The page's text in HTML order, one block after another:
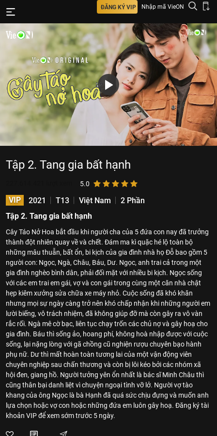
ĐĂNG KÝ VIP Nhập mã VieON
Tập 2. Tang gia bất hạnh
5.0
VIP 2021 T13 Việt Nam
2 Phần
Tập 2. Tang gia bất hạnh
Cây Táo Nở Hoa bắt đầu khi người cha của 5 đứa con nay đã trưởng
thành đột nhiên quay về và chết. Đám ma kì quặc hé lộ toàn bộ
những mâu thuẫn, bất ổn, bi kịch của gia đình nhà họ Đỗ bao gồm 5
người con: Ngọc, Ngà, Châu, Báu, Dư. Ngọc, anh trai cả trong một
gia đình nghèo bình dân, phải đối mặt với nhiều bi kịch. Ngọc sống
với các em trai em gái, vợ và con gái trong cùng một căn nhà chật
hẹp kiêm xưởng sửa chữa xe máy nhỏ. Cuộc sống đã khó khăn
nhưng mọi sự ngày càng trở nên khó chấp nhận khi những người em
lười biếng, vô trách nhiệm, đã không giúp đỡ mà còn gây ra vô vàn
rắc rối. Ngà mê cờ bạc, liên tục chạy trốn các chủ nợ và gây hoạ cho
gia đình. Báu thì sống ảo, hoang phí, không hoà nhập được với cuộc
sống, lại nặng lòng với gã chồng cũ nghiện rượu chuyên bạo hành
phụ nữ. Dư thì mất hoàn toàn tương lai của một vận động viên
chuyên nghiệp sau chấn thương và còn bị lôi kéo bởi các nhóm xã
hội đen, giang hồ. Người tưởng yên ổn nhất là bác sĩ Minh Châu thì
cũng thân bại danh liệt vì chuyện ngoại tình vỡ lở. Người vợ tào
khang của ông Ngọc là bà Hạnh đã quá sức chịu đựng và muốn anh
lựa chọn hoặc vợ con hoặc những đứa em luôn gây hoạ. Đăng ký tài
khoản VIP để xem sớm trước 5 ngày.